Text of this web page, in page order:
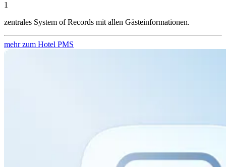
1
zentrales System of Records mit allen Gästeinformationen.
mehr zum Hotel PMS